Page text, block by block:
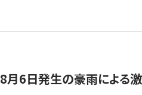
8月6日発生の豪雨による